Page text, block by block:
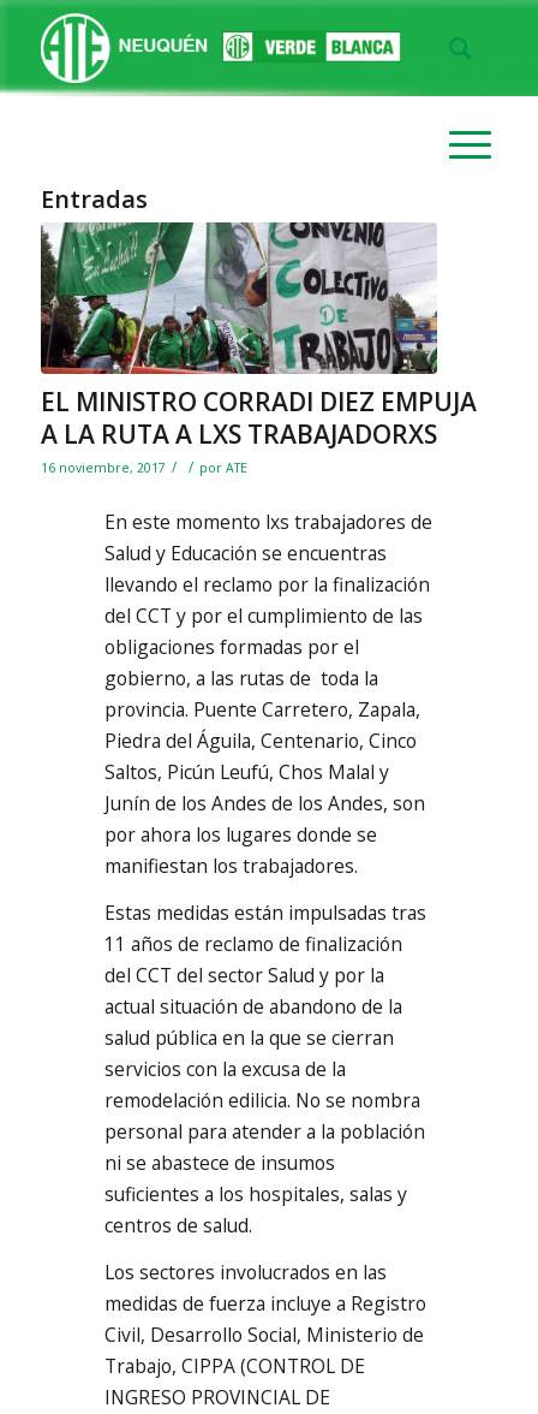
Entradas
EL MINISTRO CORRADI DIEZ EMPUJA
A LA RUTA A LXS TRABAJADORXS
16 noviembre, 2017 / / por ATE
En este momento lxs trabajadores de
Salud y Educación se encuentras
llevando el reclamo por la finalización
del CCT y por el cumplimiento de las
obligaciones formadas por el
gobierno, a las rutas de toda la
provincia. Puente Carretero, Zapala,
Piedra del Águila, Centenario, Cinco
Saltos, Picún Leufú, Chos Malal y
Junín de los Andes de los Andes, son
por ahora los lugares donde se
manifiestan los trabajadores.
Estas medidas están impulsadas tras
11 años de reclamo de finalización
del CCT del sector Salud y por la
actual situación de abandono de la
salud pública en la que se cierran
servicios con la excusa de la
remodelación edilicia. No se nombra
personal para atender a la población
ni se abastece de insumos
suficientes a los hospitales, salas y
centros de salud.
Los sectores involucrados en las
medidas de fuerza incluye a Registro
Civil, Desarrollo Social, Ministerio de
Trabajo, CIPPA (CONTROL DE
INGRESO PROVINCIAL DE